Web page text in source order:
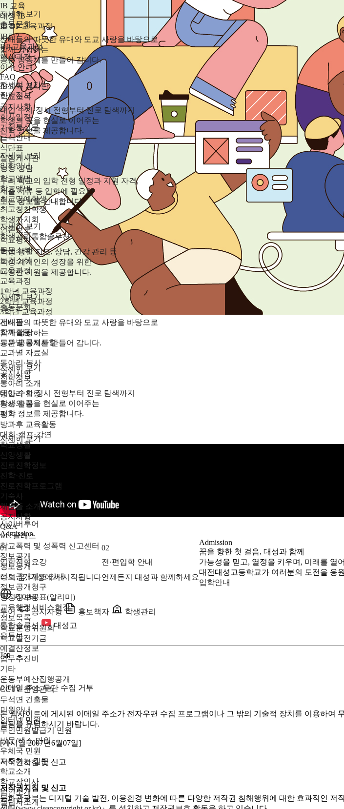
IB 교육
대성 IB
IB DP 교육과정
IB란?
DP 교육과정
핵심과정
이수 안내
FAQ
IB교육 게시판
학교소식
공지사항
학사일정
가정통신문
급식안내
식단표
알림게시판
영양 상담
학교앨범
학교앨범
최고명예학생
최고칭찬학생
학생자치회
언론보도
학교평가
동문소식
보건소식
교육과정
교육과정
1학년 교육과정
2학년 교육과정
3학년 교육과정
게시판
교과활동
교과별 공지사항
교과별 자료실
동아리·봉사
공지사항
동아리 소개
동아리 활동
봉사 활동
평가
방과후 교육활동
대회·캠프·강연
학교생활
신앙생활
진로진학정보
진학·진로
진로진학프로그램
기숙사
채움뜰 소개
공지사항
Q&A
wee클래스
학교폭력 및 성폭력 신고센터
정보공개
정보공개
정보공개제도 안내
정보공개청구
행정정보공표(알리미)
교육행정서비스현장
정보목록
학교운영위원회
학교발전기금
예결산정보
업무추진비
기타
운동부예산집행공개
CCTV 운영관리
무석면 건출물
민원안내
인터넷 민원
무인민원발급기 민원
방문/팩스 민원
우체국 민원
자주하는 질문
학교소개
학교장인사
법인소개
설립자소개
자세히 보기
총동문회
선배들의 따뜻한 유대와 모교 사랑을 바탕으로
함께 성장하는
동문 공동체를 만들어 갑니다.
자세히 보기
진학정보
대입 수시·정시 전형부터 진로 탐색까지
학생의 꿈을 현실로 이어주는
진학 정보를 제공합니다.
자세히 보기
입학안내
우리 학교의 입학 전형 일정과 지원 자격,
제출 서류 등 입학에 필요한
모든 정보를 안내합니다.
자세히 보기
학생관리통합솔루션
학생 생활 지도, 상담, 건강 관리 등
학생 개개인의 성장을 위한
다양한 지원을 제공합니다.
자세히 보기
총동문회
선배들의 따뜻한 유대와 모교 사랑을 바탕으로
함께 성장하는
동문 공동체를 만들어 갑니다.
자세히 보기
진학정보
대입 수시·정시 전형부터 진로 탐색까지
학생의 꿈을 현실로 이어주는
진학 정보를 제공합니다.
자세히 보기
사이버투어
Admission
01
입학전형요강
나의 꿈, 대성에서 시작됩니다
02
전·편입학 안내
언제든지 대성과 함께하세요
Admission
꿈을 향한 첫 걸음, 대성과 함께
가능성을 믿고, 열정을 키우며, 미래를 열
대전대성고등학교가 여러분의 도전을 응
입학안내
사이버
투어
공지사항 홍보책자
학생관리
통합솔루션
대성고
유튜브
Top
이메일 주소 무단 수집 거부
본 웹사이트에 게시된 이메일 주소가 전자우편 수집 프로그램이나 그 밖의 기술적 장치를 이용하여
벌됨을 유념하시기 바랍니다.
[게시일 2007년6월07일]
저작권지침 및 신고
저작권지침 및 신고
문화관광부는 디지털 기술 발전, 이용환경 변화에 따른 다양한 저작권 침해행위에 대한 효과적인